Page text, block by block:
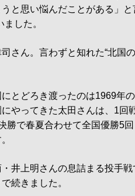
と思い悩んだことがある」と
した。
さん。言わずと知れた“北国
とどろき渡ったのは1969年
やってきた太田さんは、1回
勝で春夏合わせて全国優勝5
井上明さんの息詰まる投手
続きました。